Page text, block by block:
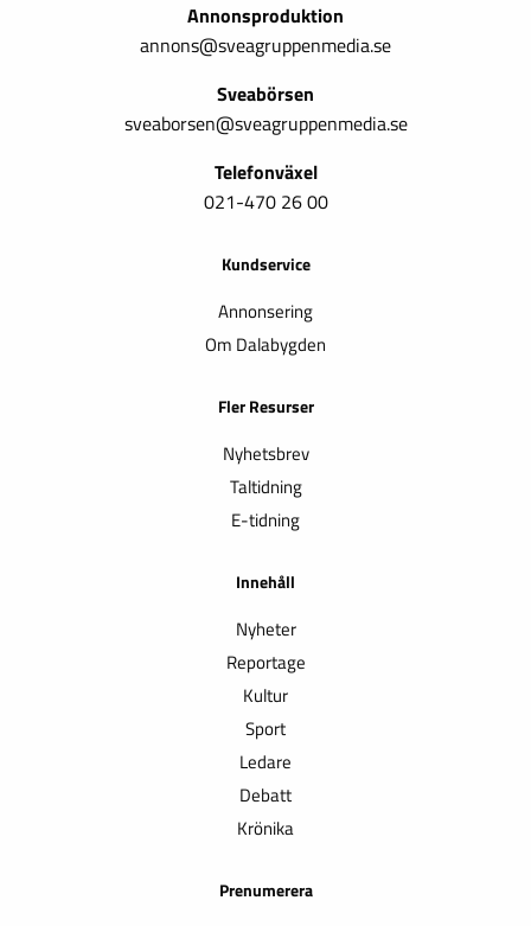
Annonsproduktion
annons@sveagruppenmedia.se
Sveabörsen
sveaborsen@sveagruppenmedia.se
Telefonväxel
021-470 26 00
Kundservice
Annonsering
Om Dalabygden
Fler Resurser
Nyhetsbrev
Taltidning
E-tidning
Innehåll
Nyheter
Reportage
Kultur
Sport
Ledare
Debatt
Krönika
Prenumerera